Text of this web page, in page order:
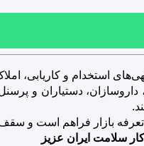
استخدام و کاریابی،
دستیاران و
فراهم است و سقف افزایش تعرفه
سلامت ایران عزیز